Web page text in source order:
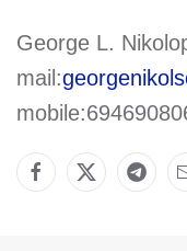
George L.
mail: